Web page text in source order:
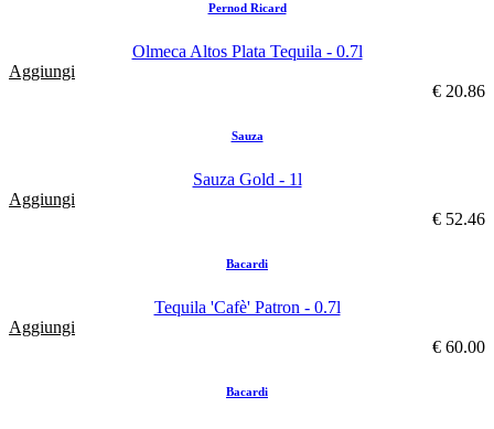
Pernod Ricard
Olmeca Altos Plata Tequila - 0.7l
Aggiungi
€ 20.86
Sauza
Sauza Gold - 1l
Aggiungi
€ 52.46
Bacardi
Tequila 'Cafè' Patron - 0.7l
Aggiungi
€ 60.00
Bacardi